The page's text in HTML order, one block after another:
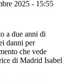
2025 - 15:55
a due anni di
danni per
che vede
di Madrid Isabel